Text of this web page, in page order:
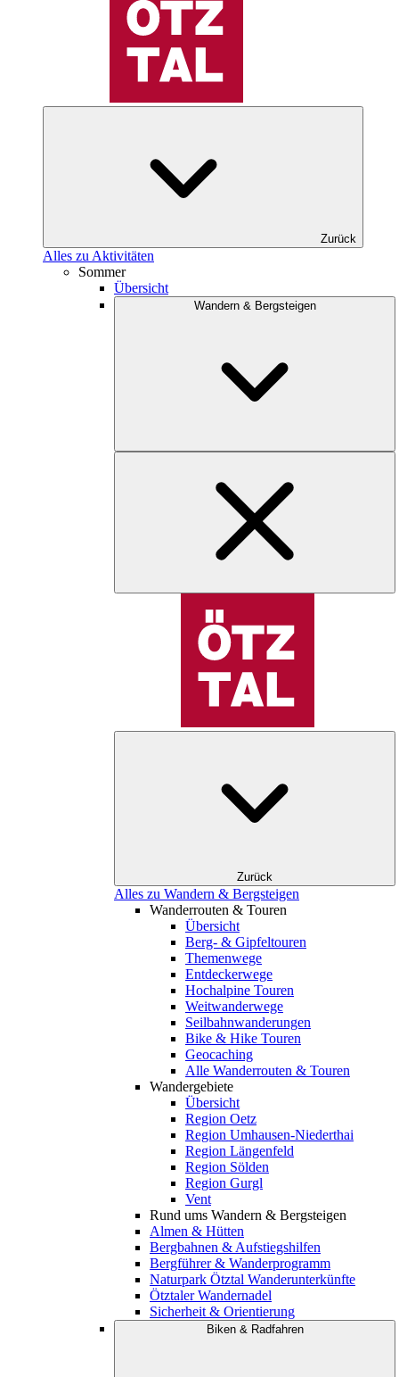
Zurück
Alles zu Aktivitäten
Sommer
Übersicht
Wandern & Bergsteigen
Zurück
Alles zu Wandern & Bergsteigen
Wanderrouten & Touren
Übersicht
Berg- & Gipfeltouren
Themenwege
Entdeckerwege
Hochalpine Touren
Weitwanderwege
Seilbahnwanderungen
Bike & Hike Touren
Geocaching
Alle Wanderrouten & Touren
Wandergebiete
Übersicht
Region Oetz
Region Umhausen-Niederthai
Region Längenfeld
Region Sölden
Region Gurgl
Vent
Rund ums Wandern & Bergsteigen
Almen & Hütten
Bergbahnen & Aufstiegshilfen
Bergführer & Wanderprogramm
Naturpark Ötztal Wanderunterkünfte
Ötztaler Wandernadel
Sicherheit & Orientierung
Biken & Radfahren